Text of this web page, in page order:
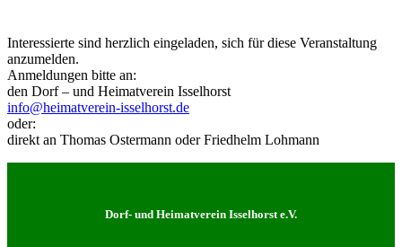
Interessierte sind herzlich eingeladen, sich für diese Veranstaltung
anzumelden.
Anmeldungen bitte an:
den Dorf – und Heimatverein Isselhorst
info@heimatverein-isselhorst.de
oder:
direkt an Thomas Ostermann oder Friedhelm Lohmann
Dorf- und Heimatverein Isselhorst e.V.